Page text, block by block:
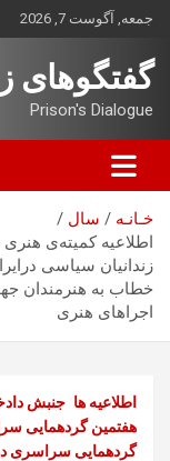
بروید
جمعه, آگوست 7, 2026
گفتگوهای
Prison's Dialogue
خـانـه
سال
اطلاعيه كميته‌ی
خطاب به هنرمندان
اجراهای هنری
اطلاعیه ها جنبش
هفتمین گردهمایی
گردهمایی سراسری